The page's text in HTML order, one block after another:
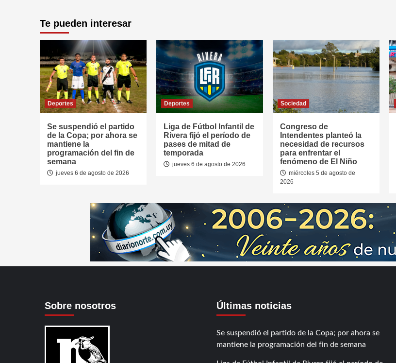
Te pueden interesar
Deportes
Se suspendió el partido
de la Copa; por ahora se
mantiene la
programación del fin de
semana
jueves 6 de agosto de 2026
Deportes
Liga de Fútbol Infantil de
Rivera fijó el período de
pases de mitad de
temporada
jueves 6 de agosto de 2026
Sociedad
Congreso de
Intendentes planteó la
necesidad de recursos
para enfrentar el
fenómeno de El Niño
miércoles 5 de agosto de
2026
Sobre nosotros Últimas noticias
Se suspendió el partido de la Copa; por ahora se
mantiene la programación del fin de semana